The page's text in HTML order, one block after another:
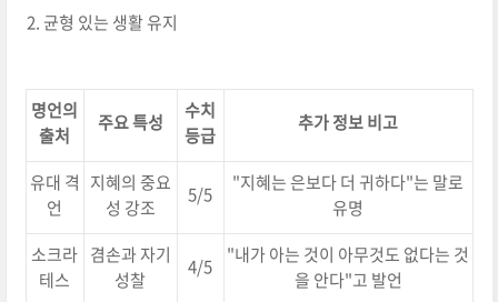
균형 있는 생활 유지
명언의
출처
주요 특성
수치
등급
추가 정보 비고
유대 격
언
지혜의 중요
성 강조
5/5
"지혜는 은보다 더 귀하다"는 말로
유명
소크라
테스
겸손과 자기
성찰
4/5
"내가 아는 것이 아무것도 없다는 것
을 안다"고 발언